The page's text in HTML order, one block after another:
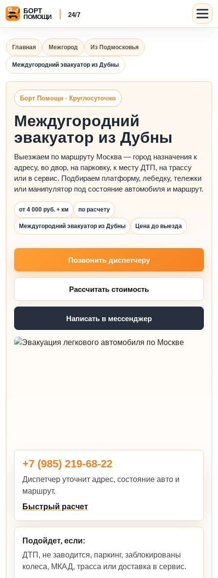
Главная Межгород Из Подмосковья
Междугородний эвакуатор из Дубны
Борт Помощи · Круглосуточно
Междугородний
эвакуатор из Дубны
Выезжаем по маршруту Москва — город назначения к
адресу, во двор, на парковку, к месту ДТП, на трассу
или в сервис. Подбираем платформу, лебедку, тележки
или манипулятор под состояние автомобиля и маршрут.
от 4 000 руб. + км по расчету
Междугородний эвакуатор из Дубны Цена до выезда
Позвонить диспетчеру
Рассчитать стоимость
Написать в мессенджер
+7 (985) 219-68-22
Диспетчер уточнит адрес, состояние авто и
маршрут.
Быстрый расчет
Подойдет, если:
ДТП, не заводится, паркинг, заблокированы
колеса, МКАД, трасса или доставка в сервис.